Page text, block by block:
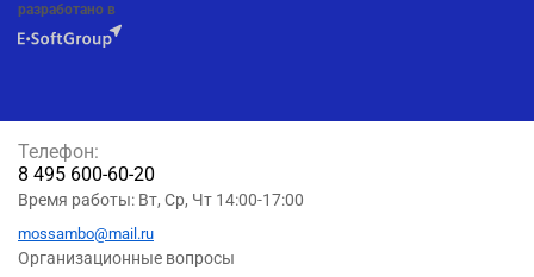
разработано в
Телефон:
8 495 600-60-20
Время работы: Вт, Ср, Чт 14:00-17:00
mossambo@mail.ru
Организационные вопросы